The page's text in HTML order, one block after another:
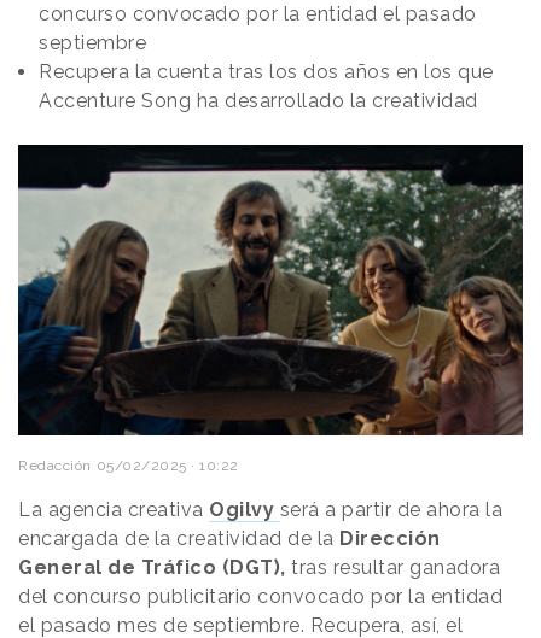
concurso convocado por la entidad el pasado
septiembre
Recupera la cuenta tras los dos años en los que
Accenture Song ha desarrollado la creatividad
Redacción 05/02/2025 · 10:22
La agencia creativa Ogilvy será a partir de ahora la
encargada de la creatividad de la Dirección
General de Tráfico (DGT), tras resultar ganadora
del concurso publicitario convocado por la entidad
el pasado mes de septiembre. Recupera, así, el